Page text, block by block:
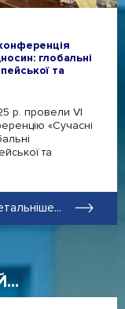
глобальні
та
р. провели VІ
«Сучасні
та